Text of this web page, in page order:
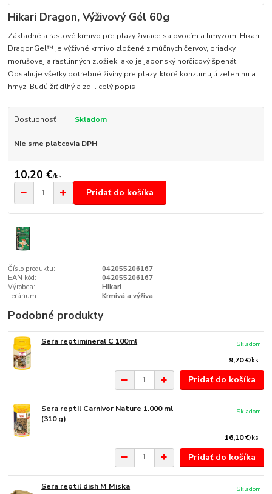
Hikari Dragon, Výživový Gél 60g
Základné a rastové krmivo pre plazy živiace sa ovocím a hmyzom. Hikari
DragonGel™ je výživné krmivo zložené z múčnych červov, priadky
morušovej a rastlinných zložiek, ako je japonský horčicový špenát.
Obsahuje všetky potrebné živiny pre plazy, ktoré konzumujú zeleninu a
hmyz. Budú žiť dlhý a zd... celý popis
Dostupnosť Skladom
Nie sme platcovia DPH
10,20 €/ks
Pridať do košíka
Číslo produktu:
042055206167
EAN kód:
042055206167
Výrobca:
Hikari
Terárium:
Krmivá a výživa
Podobné produkty
Sera reptimineral C 100ml
9,70 €/ks
Skladom
Pridať do košíka
Sera reptil Carnivor Nature 1.000 ml
(310 g)
16,10 €/ks
Skladom
Pridať do košíka
Sera reptil dish M Miska
Skladom